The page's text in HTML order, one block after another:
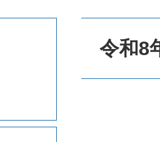
令和8